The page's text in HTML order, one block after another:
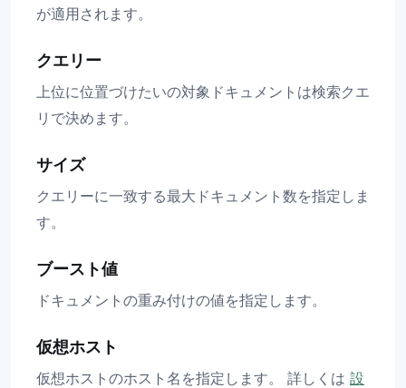
が適用されます。
クエリー
上位に位置づけたいの対象ドキュメントは検索クエ
リで決めます。
サイズ
クエリーに一致する最大ドキュメント数を指定しま
す。
ブースト値
ドキュメントの重み付けの値を指定します。
仮想ホスト
仮想ホストのホスト名を指定します。 詳しくは 設